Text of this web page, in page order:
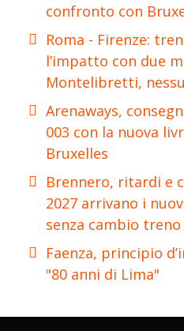
confronto con
Roma - Firenze:
l’impatto con due
Montelibretti,
Arenaways,
003 con la nuova
Bruxelles
Brennero, ritardi e
2027 arrivano i
senza cambio treno
Faenza, principio
"80 anni di Lima"